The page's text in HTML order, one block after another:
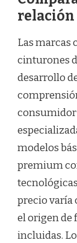
Las marcas
cinturones
desarrollo
consumidor
modelos
premium
precio varía
el origen de
incluidas.